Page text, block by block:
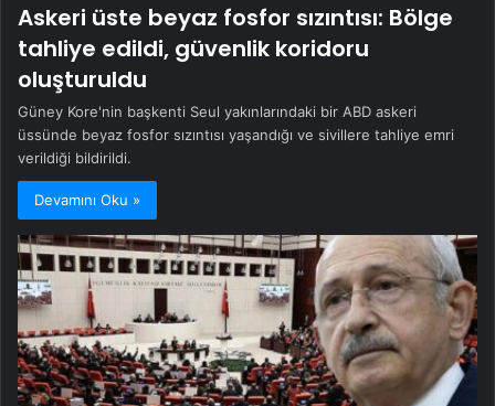
Askeri üste beyaz fosfor sızıntısı: Bölge
tahliye edildi, güvenlik koridoru
oluşturuldu
Güney Kore'nin başkenti Seul yakınlarındaki bir ABD askeri
üssünde beyaz fosfor sızıntısı yaşandığı ve sivillere tahliye emri
verildiği bildirildi.
Devamını Oku »